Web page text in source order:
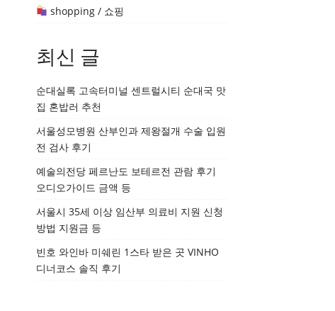
shopping / 쇼핑
최신 글
순대실록 고속터미널 센트럴시티 순대국 맛
집 혼밥러 추천
서울성모병원 산부인과 제왕절개 수술 입원
전 검사 후기
예술의전당 페르난도 보테르전 관람 후기
오디오가이드 금액 등
서울시 35세 이상 임산부 의료비 지원 신청
방법 지원금 등
빈호 와인바 미쉐린 1스타 받은 곳 VINHO
디너코스 솔직 후기